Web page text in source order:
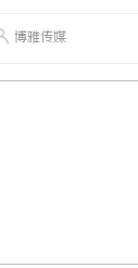
博雅传媒